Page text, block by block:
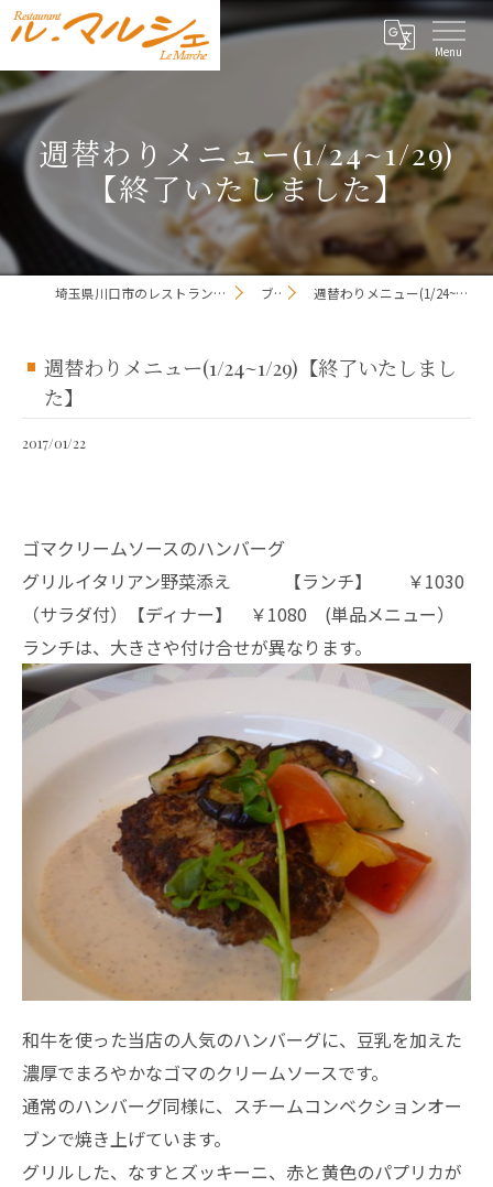
週替わりメニュー(1/24~1/29)
【終了いたしました】
埼玉県川口市のレストランならレストラン ル・マルシェ ブログ 週替わりメニュー(1/24~1/29)【終了いたしました】
週替わりメニュー(1/24~1/29)【終了いたしまし
た】
2017/01/22
ゴマクリームソースのハンバーグ
グリルイタリアン野菜添え 【ランチ】 ￥1030
（サラダ付）【ディナー】 ￥1080 (単品メニュー）
ランチは、大きさや付け合せが異なります。
和牛を使った当店の人気のハンバーグに、豆乳を加えた
濃厚でまろやかなゴマのクリームソースです。
通常のハンバーグ同様に、スチームコンベクションオー
ブンで焼き上げています。
グリルした、なすとズッキーニ、赤と黄色のパプリカが